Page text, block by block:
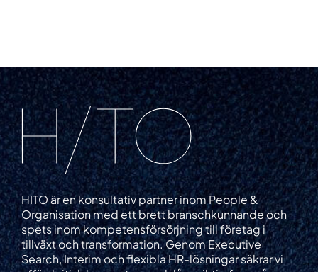
HITO är en konsultativ partner inom People &
Organisation med ett brett branschkunnande och
spets inom kompetensförsörjning till företag i
tillväxt och transformation. Genom Executive
Search, Interim och flexibla HR-lösningar säkrar vi